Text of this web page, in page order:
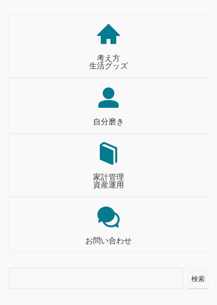
考え方
生活グッズ
自分磨き
家計管理
資産運用
お問い合わせ
検索